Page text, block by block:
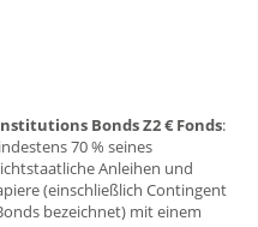
Bonds Z2 € Fonds:
70 % seines
Anleihen und
(einschließlich Contingent
bezeichnet) mit einem